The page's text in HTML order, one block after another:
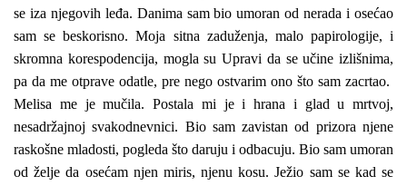
se iza njegovih leđa. Danima sam bio umoran od nerada i osećao
sam se beskorisno. Moja sitna zaduženja, malo papirologije, i
skromna korespodencija, mogla su Upravi da se učine izlišnima,
pa da me otprave odatle, pre nego ostvarim ono što sam zacrtao.
Melisa me je mučila. Postala mi je i hrana i glad u mrtvoj,
nesadržajnoj svakodnevnici. Bio sam zavistan od prizora njene
raskošne mladosti, pogleda što daruju i odbacuju. Bio sam umoran
od želje da osećam njen miris, njenu kosu. Ježio sam se kad se